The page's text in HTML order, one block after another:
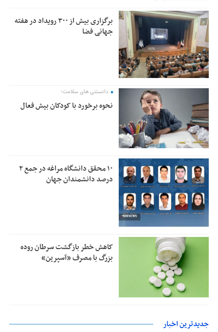
برگزاری بیش از ۳۰۰ رویداد در هفته
جهانی فضا
دانستنی های سلامت؛
نحوه برخورد با کودکان بیش فعال
۱۰ محقق دانشگاه مراغه در جمع ۲
درصد دانشمندان جهان
کاهش خطر بازگشت سرطان روده
بزرگ با مصرف «آسپرین»
جدیدترین اخبار